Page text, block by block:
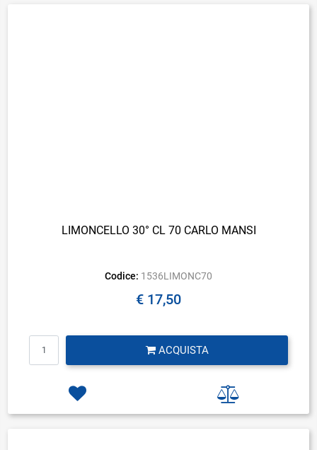
LIMONCELLO 30° CL 70 CARLO MANSI
Codice: 1536LIMONC70
€ 17,50
ACQUISTA